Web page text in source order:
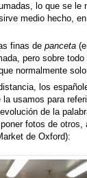
lo que se le
medio hecho,
finas de panceta
pero sobre
normalmente
los
usamos para
de la
fotos de
de Oxford):